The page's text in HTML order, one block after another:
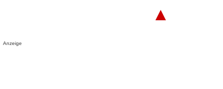
▲
Anzeige